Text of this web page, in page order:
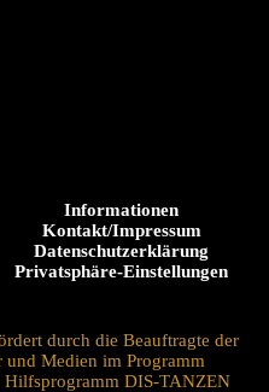
Informationen
Kontakt/Impressum
Datenschutzerklärung
Privatsphäre-Einstellungen
durch die Beauftragte der
Medien im Programm
DIS-TANZEN